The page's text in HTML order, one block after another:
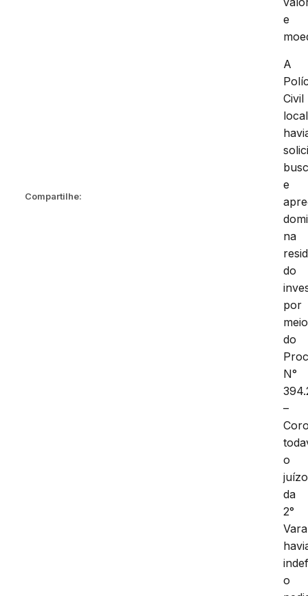
Compartilhe:
e
A
Civil
local
e
na
do
por
meio
do
N°
–
o
juízo
da
2°
Vara
o